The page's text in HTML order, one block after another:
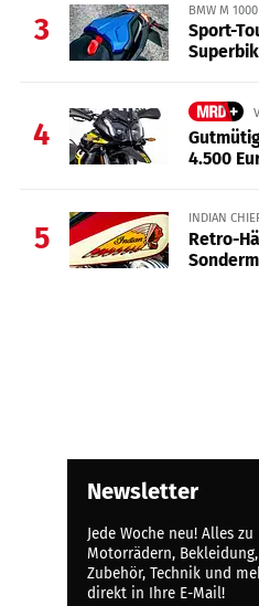
3
BMW M
Sport-
4
4.500
5
INDIAN
Retro-
Newsletter
Jede Woche neu! Alles zu
Motorrädern, Bekleidung,
Zubehör, Technik und
direkt in Ihre E-Mail!